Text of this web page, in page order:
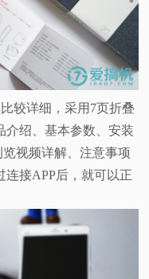
较详细，采用7页折叠
介绍、基本参数、安装
视频详解、注意事项
连接APP后，就可以正